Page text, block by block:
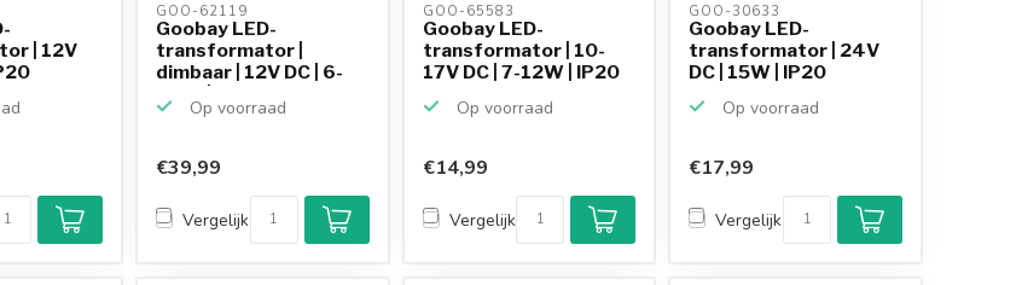
| 12V
GOO-62119
Goobay LED-
transformator |
dimbaar | 12V DC | 6-
30W | IP20
Op voorraad
€39,99
Vergelijk
GOO-65583
Goobay LED-
transformator | 10-
17V DC | 7-12W | IP20
Op voorraad
€14,99
Vergelijk
GOO-30633
Goobay LED-
transformator | 24V
DC | 15W | IP20
Op voorraad
€17,99
Vergelijk